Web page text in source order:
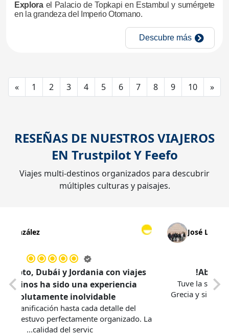
Explorael Palacio de Topkapi en Estambul y sumérgete
en la grandeza del Imperio Otomano.
Descubre más
«Previous
1 2 3 4 5 6 7 8 9 10 »
RESEÑAS DE NUESTROS VIAJEROS
EN TrustpilotY Feefo
Viajes multi-destinos organizados para descubrir
múltiples culturas y paisajes.
Tuve la
Grecia y
María González
a Egipto, Dubái y Jordania con viajes
multidestinos ha sido una experiencia
absolutamente inolvidable.
Desde la planificación hasta cada detalle del
todo estuvo perfectamente organizado. La
calidad del servic...